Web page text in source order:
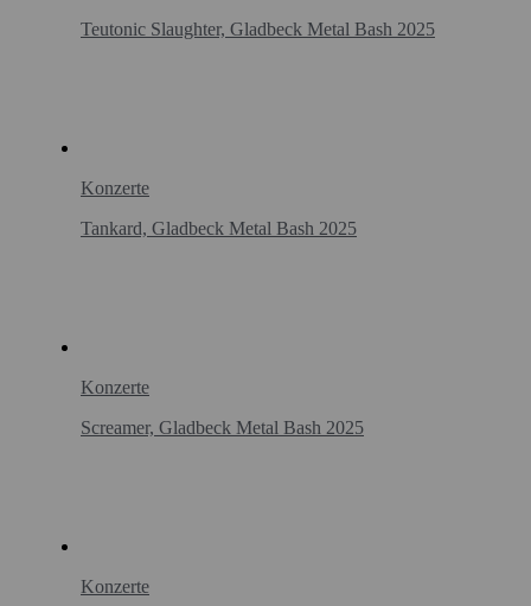
Teutonic Slaughter, Gladbeck Metal Bash 2025
Konzerte
Tankard, Gladbeck Metal Bash 2025
Konzerte
Screamer, Gladbeck Metal Bash 2025
Konzerte